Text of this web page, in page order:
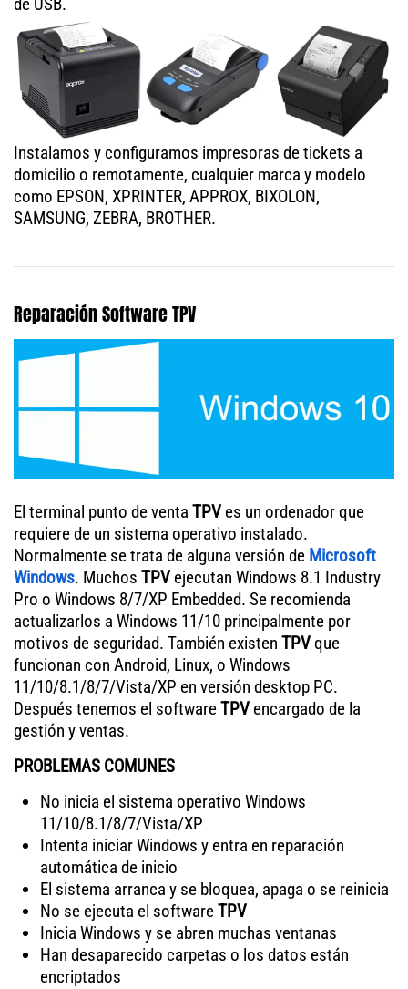
de USB.
Instalamos y configuramos impresoras de tickets a
domicilio o remotamente, cualquier marca y modelo
como EPSON, XPRINTER, APPROX, BIXOLON,
SAMSUNG, ZEBRA, BROTHER.
Reparación Software TPV
El terminal punto de venta TPV es un ordenador que
requiere de un sistema operativo instalado.
Normalmente se trata de alguna versión de Microsoft
Windows. Muchos TPV ejecutan Windows 8.1 Industry
Pro o Windows 8/7/XP Embedded. Se recomienda
actualizarlos a Windows 11/10 principalmente por
motivos de seguridad. También existen TPVque
funcionan con Android, Linux, o Windows
11/10/8.1/8/7/Vista/XP en versión desktop PC.
Después tenemos el softwareTPV encargado de la
gestión y ventas.
PROBLEMAS COMUNES
No inicia el sistema operativo Windows
11/10/8.1/8/7/Vista/XP
Intenta iniciar Windows y entra en reparación
automática de inicio
El sistema arranca y se bloquea, apaga o se reinicia
No se ejecuta el softwareTPV
Inicia Windows y se abren muchas ventanas
Han desaparecido carpetas o los datos están
encriptados